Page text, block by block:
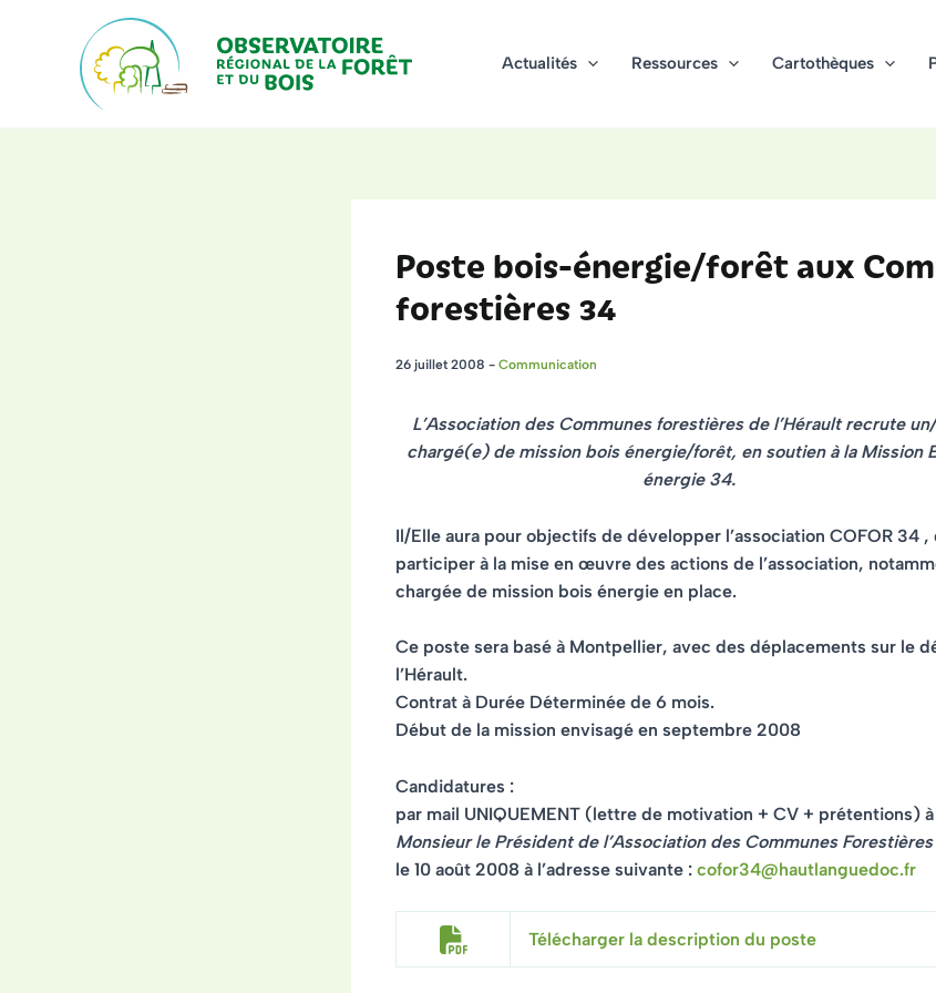
Actualités Ressources Cartothèques
Poste bois-énergie/forêt aux
forestières 34
26 juillet 2008 - Communication
L’Association des Communes forestières de l’Héraultrecrute
chargé(e) de mission bois énergie/forêt, en soutien à la Mission
énergie 34.
Il/Elle aura pour objectifs de développer l’association COFOR 34
participer à la mise en œuvre des actions de l’association,
chargée de mission bois énergie en place.
Ce poste sera basé à Montpellier, avec des déplacements sur le
l’Hérault.
Contrat à Durée Déterminée de 6 mois.
Début de la mission envisagé en septembre 2008
Candidatures :
par mail UNIQUEMENT (lettre de motivation + CV + prétentions) à
Monsieur le Président de l’Association des Communes Forestières
le 10 août 2008 à l’adresse suivante : cofor34@hautlanguedoc.fr
Télécharger la description du poste